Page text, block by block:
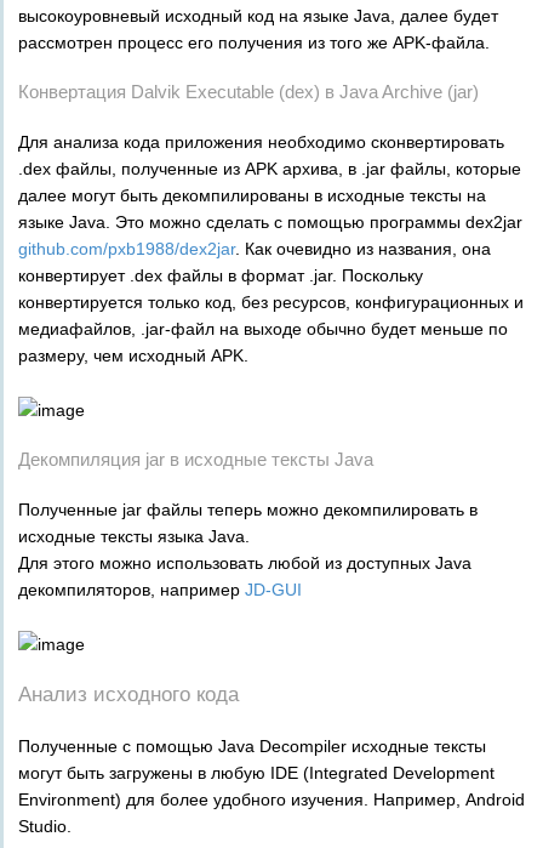
высокоуровневый исходный код на языке Java, далее будет
рассмотрен процесс его получения из того же APK-файла.
Конвертация Dalvik Executable (dex) в Java Archive (jar)
Для анализа кода приложения необходимо сконвертировать
.dex файлы, полученные из APK архива, в .jar файлы, которые
далее могут быть декомпилированы в исходные тексты на
языке Java. Это можно сделать с помощью программы dex2jar
github.com/pxb1988/dex2jar. Как очевидно из названия, она
конвертирует .dex файлы в формат .jar. Поскольку
конвертируется только код, без ресурсов, конфигурационных и
медиафайлов, .jar-файл на выходе обычно будет меньше по
размеру, чем исходный APK.
Декомпиляция jar в исходные тексты Java
Полученные jar файлы теперь можно декомпилировать в
исходные тексты языка Java.
Для этого можно использовать любой из доступных Java
декомпиляторов, например JD-GUI
Анализ исходного кода
Полученные с помощью Java Decompiler исходные тексты
могут быть загружены в любую IDE (Integrated Development
Environment) для более удобного изучения. Например, Android
Studio.